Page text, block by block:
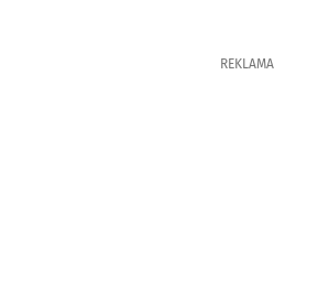
REKLAMA